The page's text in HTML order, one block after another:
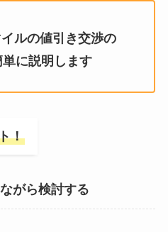
ルの値引き交渉の
に説明します
！
がら検討する